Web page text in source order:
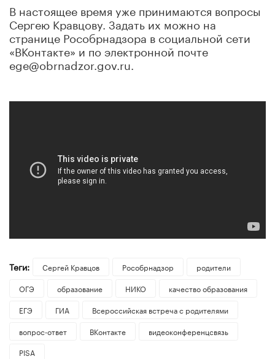
В настоящее время уже принимаются вопросы
Сергею Кравцову. Задать их можно на
странице Рособрнадзора в социальной сети
«ВКонтакте» и по электронной почте
ege@obrnadzor.gov.ru.
Теги: Сергей Кравцов Рособрнадзор
родители
ОГЭ
образование НИКО
качество образования
ЕГЭ
ГИА
Всероссийская встреча с родителями
вопрос-ответ
ВКонтакте
видеоконференцсвязь
PISA